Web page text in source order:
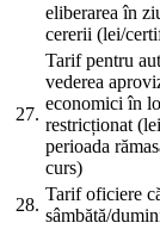
eliberarea în
cererii (lei/
27.
Tarif pentru
vederea
economici în
restricționat
perioada
curs)
28.
Tarif oficiere
sâmbătă/